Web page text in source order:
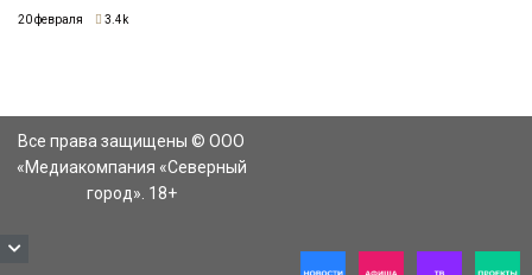
20 февраля 3.4k
Все права защищены © ООО
«Медиакомпания «Северный
город». 18+